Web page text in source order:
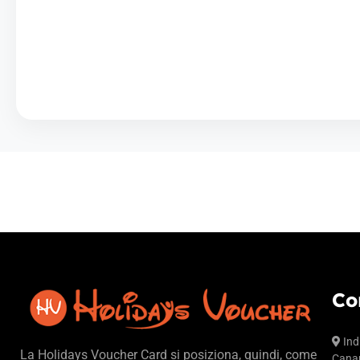
La Holidays Voucher Card si posiziona, quindi, come